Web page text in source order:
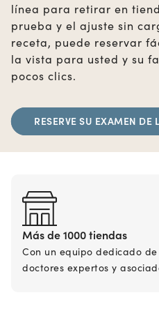
línea para retirar en
prueba y el ajuste sin
receta, puede reservar
la vista para usted y su
pocos clics.
RESERVE SU EXAMEN DE
Más de 1000 tiendas
Con un equipo dedicado de
doctores expertos y